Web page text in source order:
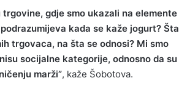
gdje smo ukazali na elemente
kada se kaže jogurt? Šta
trgovaca, na šta se odnosi? Mi smo
socijalne kategorije, odnosno da su
marži”, kaže Šobotova.